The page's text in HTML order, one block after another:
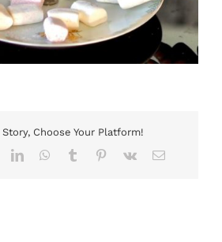
Choose Your Platform!
LinkedInWhatsApp
Tumblr Pinterest
Vk Email